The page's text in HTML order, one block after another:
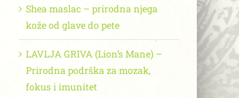
Shea maslac – prirodna njega
kože od glave do pete
LAVLJA GRIVA (Lion’s Mane) –
Prirodna podrška za mozak,
fokus i imunitet